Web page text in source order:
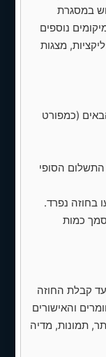
פיתוח חנות WooCommerce,
במסגרת
נוספים
מצגות
(כמפורט
הסופי
בחוזה נפרד.
כמות
תוך 20–40 יום ממועד קבלת החוזה
והאישורים
תמונות, מדיה